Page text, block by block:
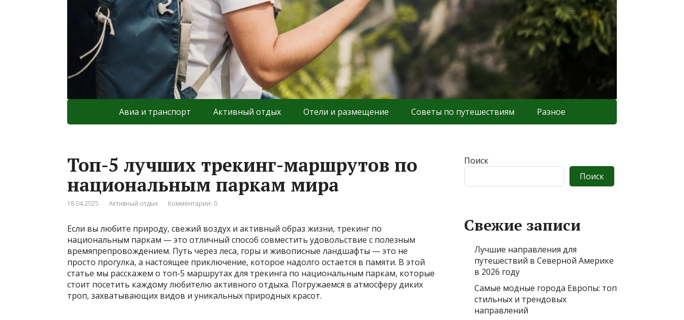
Авиа и транспорт Активный отдых Отели и размещение Советы по путешествиям Разное
Топ-5 лучших трекинг-маршрутов по
национальным паркам мира
18.04.2025 Активный отдых Комментарии: 0
Если вы любите природу, свежий воздух и активный образ жизни, трекинг по
национальным паркам — это отличный способ совместить удовольствие с полезным
времяпрепровождением. Путь через леса, горы и живописные ландшафты — это не
просто прогулка, а настоящее приключение, которое надолго остается в памяти. В этой
статье мы расскажем о топ-5 маршрутах для трекинга по национальным паркам, которые
стоит посетить каждому любителю активного отдыха. Погружаемся в атмосферу диких
троп, захватывающих видов и уникальных природных красот.
Поиск
Поиск
Свежие записи
Лучшие направления для
путешествий в Северной Америке
в 2026 году
Самые модные города Европы: топ
стильных и трендовых
направлений